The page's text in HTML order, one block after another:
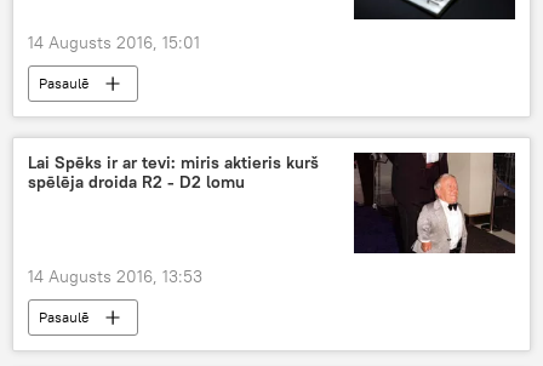
14 Augusts 2016, 15:01
Pasaulē
Lai Spēks ir ar tevi: miris aktieris kurš
spēlēja droida R2 - D2 lomu
14 Augusts 2016, 13:53
Pasaulē